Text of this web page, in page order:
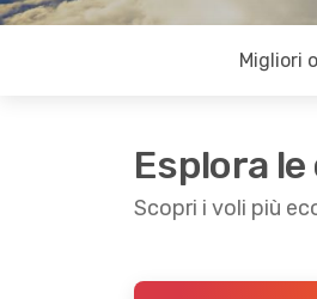
Migliori
Esplora
Scopri i voli più